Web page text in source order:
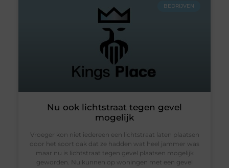
BEDRIJVEN
Nu ook lichtstraat tegen gevel
mogelijk
Vroeger kon niet iedereen een lichtstraat laten plaatsen
door het soort dak dat ze hadden wat heel jammer was
maar nu is lichtstraat tegen gevel plaatsen mogelijk
geworden. Nu kunnen op woningen met een gevel